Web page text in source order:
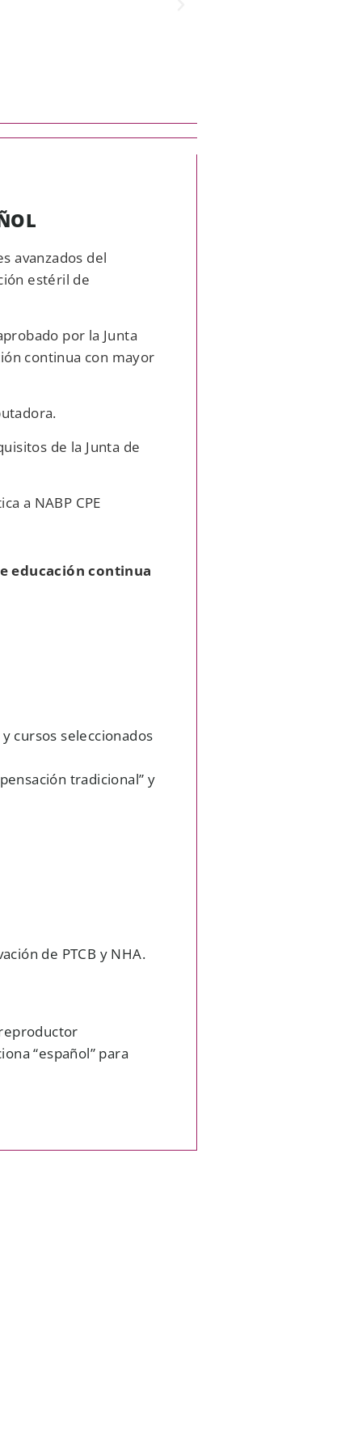
avanzados del
estéril de
por la Junta
continua con mayor
de la Junta de
a NABP CPE
educación continua
cursos seleccionados
tradicional” y
de PTCB y NHA.
“español” para